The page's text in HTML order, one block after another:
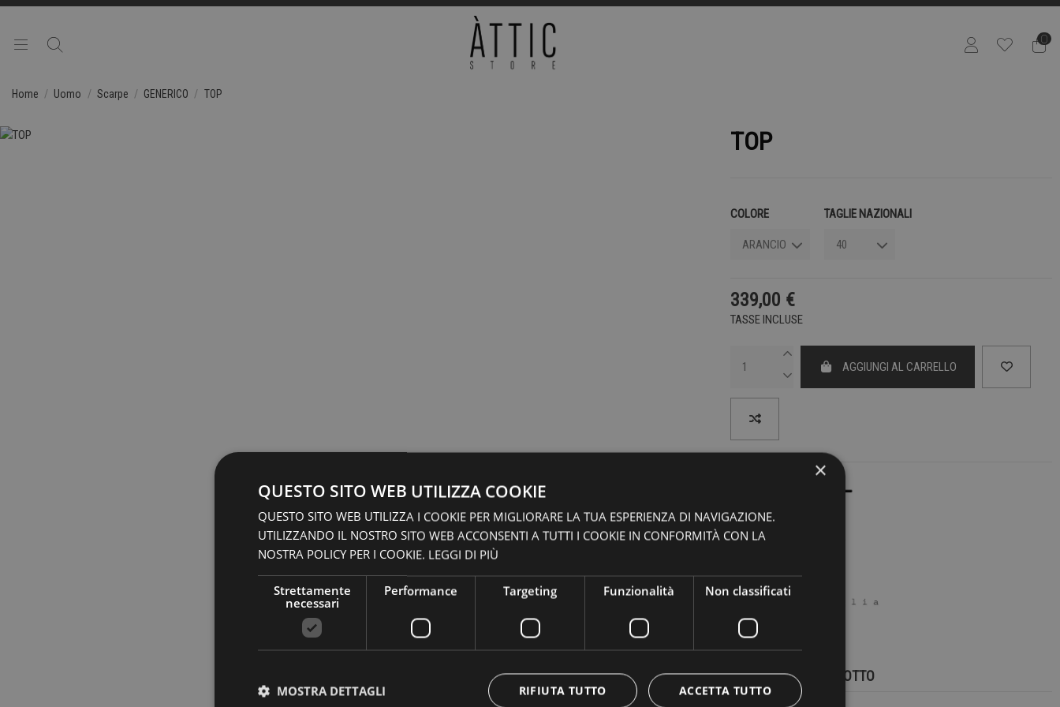
0
Home Uomo Scarpe GENERICO TOP
TOP
COLORE TAGLIE NAZIONALI
339,00 €
TASSE INCLUSE
AGGIUNGI AL CARRELLO
DETTAGLI DEL PRODOTTO
×
QUESTO SITO WEB UTILIZZA COOKIE
QUESTO SITO WEB UTILIZZA I COOKIE PER MIGLIORARE LA TUA ESPERIENZA DI NAVIGAZIONE.
UTILIZZANDO IL NOSTRO SITO WEB ACCONSENTI A TUTTI I COOKIE IN CONFORMITÀ CON LA
NOSTRA POLICY PER I COOKIE. LEGGI DI PIÙ
Strettamente
necessari
Performance Targeting Funzionalità Non classificati
ACCETTA TUTTO
RIFIUTA TUTTO
MOSTRA DETTAGLI